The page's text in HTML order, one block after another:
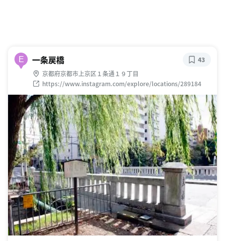
E 一条戻橋
京都府京都市上京区１条通１９丁目
https://www.instagram.com/explore/locations/289184
43